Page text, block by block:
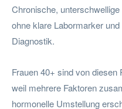
Chronische,
ohne klare Labormarker
Diagnostik.
Frauen 40+ sind von
weil mehrere Faktoren
hormonelle Umstellung